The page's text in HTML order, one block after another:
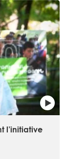
l’initiative